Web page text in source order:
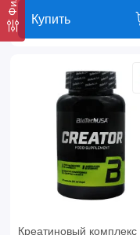
Купить
Креатиновый комплекс